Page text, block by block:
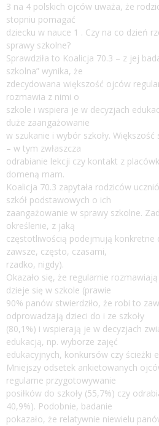
3 na 4 polskich ojców uważa, że
stopniu pomagać
dziecku w nauce 1 . Czy na co dzień
sprawy szkolne?
Sprawdziła to Koalicja 70.3 – z jej
szkolna” wynika, że
zdecydowana większość ojców
rozmawia z nimi o
szkole i wspiera je w decyzjach
duże zaangażowanie
w szukanie i wybór szkoły. Większość
– w tym zwłaszcza
odrabianie lekcji czy kontakt z
domeną mam.
Koalicja 70.3 zapytała rodziców
szkół podstawowych o ich
zaangażowanie w sprawy szkolne.
określenie, z jaką
częstotliwością podejmują konkretne
zawsze, często, czasami,
rzadko, nigdy).
Okazało się, że regularnie
dzieje się w szkole (prawie
90% panów stwierdziło, że robi to
odprowadzają dzieci do i ze szkoły
(80,1%) i wspierają je w decyzjach
edukacją, np. wyborze zajęć
edukacyjnych, konkursów czy ścieżki
Mniejszy odsetek ankietowanych
regularne przygotowywanie
posiłków do szkoły (55,7%) czy
40,9%). Podobnie, badanie
pokazało, że relatywnie niewielu